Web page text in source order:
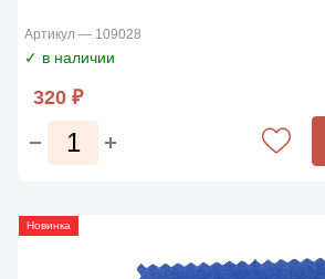
Артикул — 109028
✓ в наличии
320 ₽
Новинка